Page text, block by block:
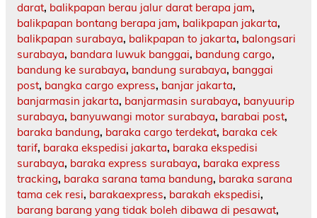
darat, balikpapan berau jalur darat berapa jam,
balikpapan bontang berapa jam, balikpapan jakarta,
balikpapan surabaya, balikpapan to jakarta, balongsari
surabaya, bandara luwuk banggai, bandung cargo,
bandung ke surabaya, bandung surabaya, banggai
post, bangka cargo express, banjar jakarta,
banjarmasin jakarta, banjarmasin surabaya, banyuurip
surabaya, banyuwangi motor surabaya, barabai post,
baraka bandung, baraka cargo terdekat, baraka cek
tarif, baraka ekspedisi jakarta, baraka ekspedisi
surabaya, baraka express surabaya, baraka express
tracking, baraka sarana tama bandung, baraka sarana
tama cek resi, barakaexpress, barakah ekspedisi,
barang barang yang tidak boleh dibawa di pesawat,